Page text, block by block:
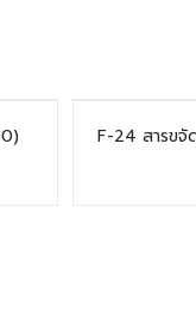
F-24 สารขจั